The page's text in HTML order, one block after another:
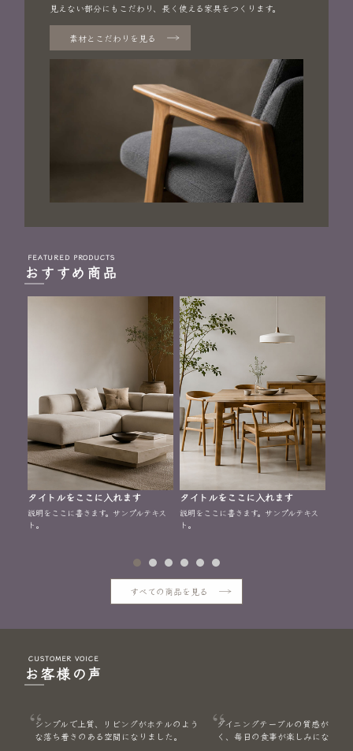
見えない部分にもこだわり、長く使える家具をつくります。
素材とこだわりを見る
おすすめ商品
FEATURED PRODUCTS
タイトルをここに入れます
説明をここに書きます。サンプルテキス
ト。
タイトルをここに入れます
説明をここに書きます。サンプルテキス
ト。
すべての商品を見る
お客様の声
CUSTOMER VOICE
シンプルで上質、リビングがホテルのよう
な落ち着きのある空間になりました。
ダイニングテーブルの質感がとて
く、毎日の食事が楽しみになりま